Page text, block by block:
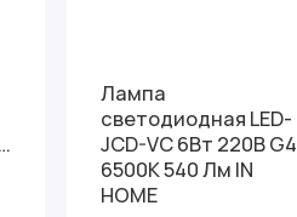
Лампа
светодиодная LED-
JCD-VC 6Вт 220В G4
6500K 540 Лм IN
HOME